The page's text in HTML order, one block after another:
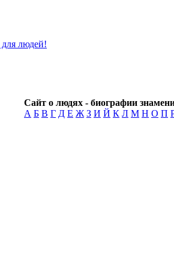
Сайт о людях - биографии
А Б В Г Д Е Ж З И Й К Л М Н О П